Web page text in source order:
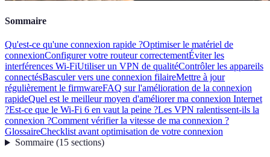
Sommaire
Qu'est-ce qu'une connexion rapide ?Optimiser le matériel de
connexionConfigurer votre routeur correctementÉviter les
interférences Wi-FiUtiliser un VPN de qualitéContrôler les appareils
connectésBasculer vers une connexion filaireMettre à jour
régulièrement le firmwareFAQ sur l'amélioration de la connexion
rapideQuel est le meilleur moyen d'améliorer ma connexion Internet
?Est-ce que le Wi-Fi 6 en vaut la peine ?Les VPN ralentissent-ils la
connexion ?Comment vérifier la vitesse de ma connexion ?
GlossaireChecklist avant optimisation de votre connexion
Sommaire(15 sections)